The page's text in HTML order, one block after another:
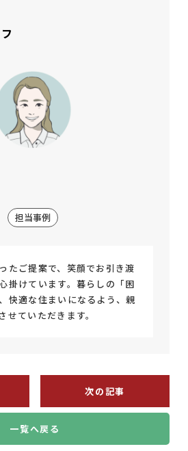
担当事例
たご提案で、笑顔でお引き渡
掛けています。暮らしの「困
快適な住まいになるよう、親
せていただきます。
次の記事
一覧へ戻る